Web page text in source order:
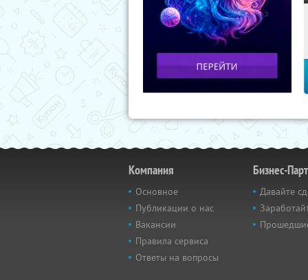
Компания
Основное
Публикации о нас
Вакансии
Правила сервиса
Ответы на вопросы
Бизнес-
Давайте